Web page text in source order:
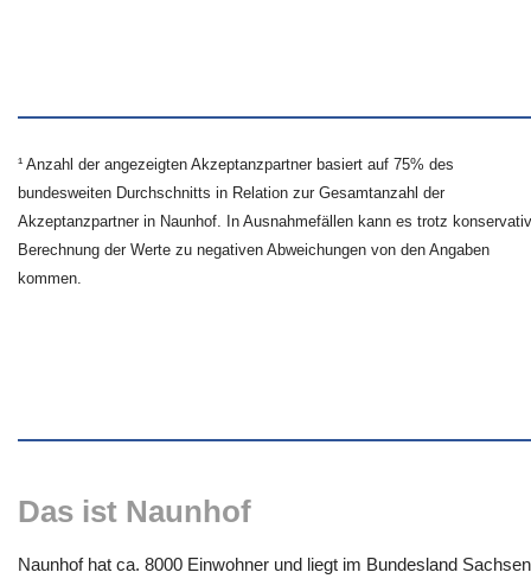
¹ Anzahl der angezeigten Akzeptanzpartner basiert auf 75% des
bundesweiten Durchschnitts in Relation zur Gesamtanzahl der
Akzeptanzpartner in Naunhof. In Ausnahmefällen kann es trotz
Berechnung der Werte zu negativen Abweichungen von den Angaben
kommen.
Das ist Naunhof
Naunhof hat ca. 8000 Einwohner und liegt im Bundesland